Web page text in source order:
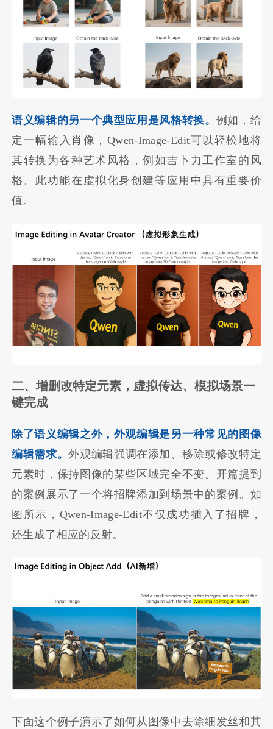
语义编辑的另一个典型应用是风格转换。 例如，给
定一幅输入肖像，Qwen-Image-Edit可以轻松地将
其转换为各种艺术风格，例如吉卜力工作室的风
格。此功能在虚拟化身创建等应用中具有重要价
值。
二、增删改特定元素，虚拟传达、模拟场景一
键完成
除了语义编辑之外，外观编辑是另一种常见的图像
编辑需求。外观编辑强调在添加、移除或修改特定
元素时，保持图像的某些区域完全不变。开篇提到
的案例展示了一个将招牌添加到场景中的案例。如
图所示，Qwen-Image-Edit不仅成功插入了招牌，
还生成了相应的反射。
下面这个例子演示了如何从图像中去除细发丝和其